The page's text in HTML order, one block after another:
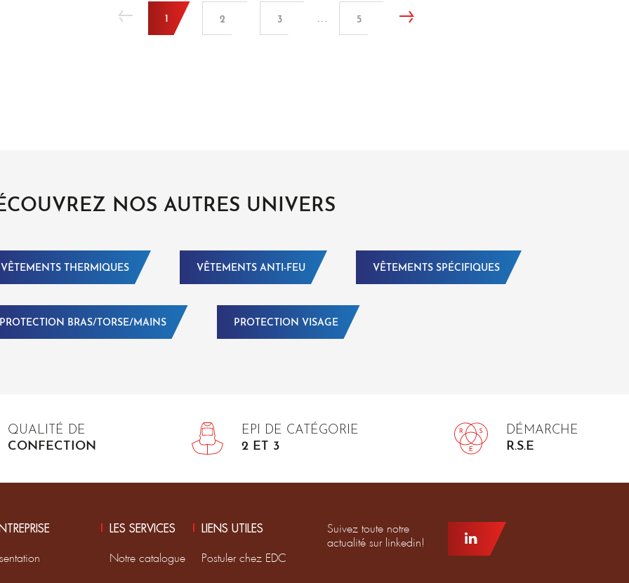
1 2 3 … 5
NOS AUTRES UNIVERS
VÊTEMENTS THERMIQUES VÊTEMENTS ANTI-FEU VÊTEMENTS SPÉCIFIQUES
PROTECTION BRAS/TORSE/MAINS PROTECTION VISAGE
QUALITÉ DE
CONFECTION
EPI DE CATÉGORIE
2 ET 3
DÉMARCHE
R.S.E
LES SERVICES
Notre catalogue
LIENS UTILES
Postuler chez EDC
Suivez toute notre
actualité sur linkedin!